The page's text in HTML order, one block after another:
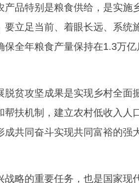
品特别是粮食供给，是实施
立足当前、着眼长远、系统
全年粮食产量保持在1.3万亿
贫攻坚成果是实现乡村全面
扶机制，建立农村低收入人
共同奋斗实现共同富裕的强
略的重要任务，也是国家现